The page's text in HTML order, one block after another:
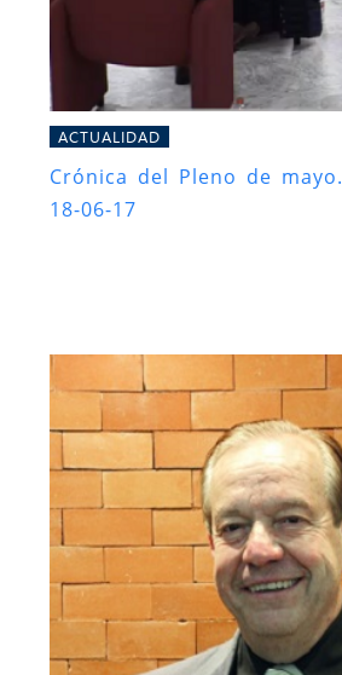
ACTUALIDAD
Crónica del Pleno de mayo.
18-06-17